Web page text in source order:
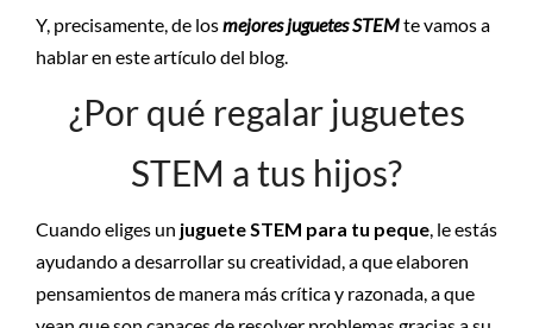
Y, precisamente, de losmejores juguetes STEMte vamos a
hablar en este artículo del blog.
¿Por qué regalar juguetes
STEM a tus hijos?
Cuando eliges un juguete STEM para tu peque , le estás
ayudando a desarrollar su creatividad, a que elaboren
pensamientos de manera más crítica y razonada, a que